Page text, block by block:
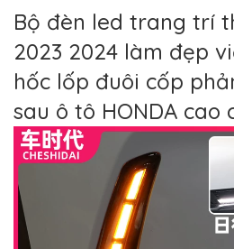
Mua
Hàng
Chính
Sách
Thanh
Tin
Xe
Mới
Bộ đèn led trang trí
2023 2024 làm đẹp
hốc lốp đuôi cốp
sau ô tô HONDA cao